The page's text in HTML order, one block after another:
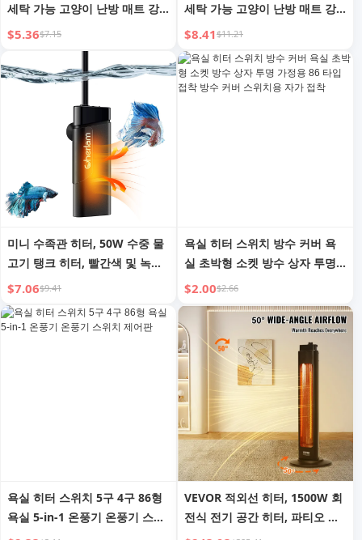
세탁 가능 고양이 난방 매트 강
아지 히터 온도 조절 일정한 온
도 타이머 소형 난방 켄넬
$5.36$7.15
세탁 가능 고양이 난방 매트 강
아지 히터 온도 조절 항온 타이
밍 소형 난방 둥지
$8.41$11.21
미니 수족관 히터, 50W 수중 물
고기 탱크 히터, 빨간색 및 녹색
표시등이 있는 거북이 탱크 히
터, 담수 및 해수에 적합한 소형
수족관 히터
$7.06$9.41
욕실 히터 스위치 방수 커버 욕
실 초박형 소켓 방수 상자 투명
가정용 86 타입 접착 방수 커버
스위치용 자가 접착
$2.00$2.66
욕실 히터 스위치 5구 4구 86형
욕실 5-in-1 온풍기 온풍기 스위
치 제어판
VEVOR 적외선 히터, 1500W 회
전식 전기 공간 히터, 파티오 히
터 (2가지 속도, 타이머 포함), 침